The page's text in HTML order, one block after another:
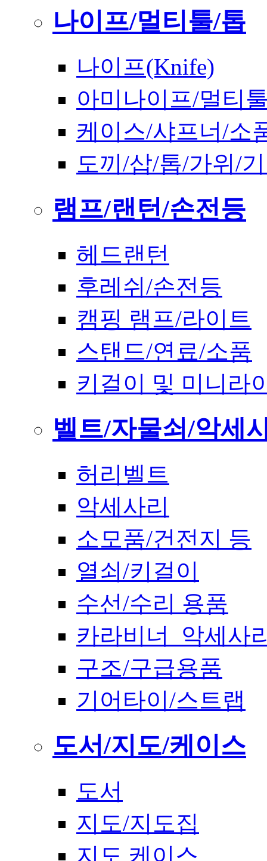
나이프/멀티툴/톱
나이프(Knife)
아미나이프/멀티
케이스/샤프너/소
도끼/삽/톱/가위/
램프/랜턴/손전등
헤드랜턴
후레쉬/손전등
캠핑 램프/라이트
스탠드/연료/소품
키걸이 및 미니라
벨트/자물쇠/악세
허리벨트
악세사리
소모품/건전지 등
열쇠/키걸이
수선/수리 용품
카라비너_악세사
구조/구급용품
기어타이/스트랩
도서/지도/케이스
도서
지도/지도집
지도 케이스